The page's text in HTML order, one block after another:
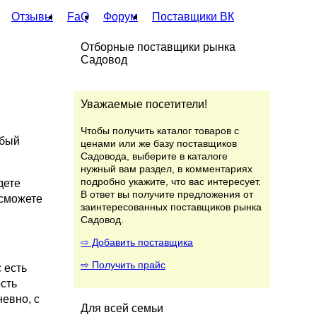
Отзывы FaQ Форум Поставщики ВК
с
Отборные поставщики рынка
Садовод
Уважаемые посетители!
Чтобы получить каталог товаров с
ценами или же базу поставщиков
Садовода, выберите в каталоге
нужный вам раздел, в комментариях
подробно укажите, что вас интересует.
В ответ вы получите предложения от
заинтересованных поставщиков рынка
Садовод.
⇨ Добавить поставщика
⇨ Получить прайс
Для всей семьи